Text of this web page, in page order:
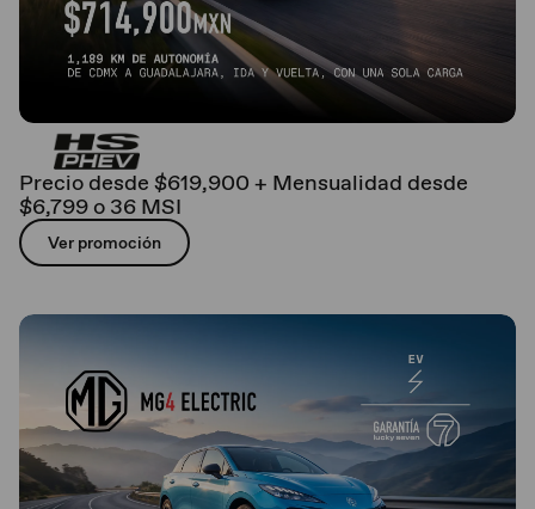
Precio desde $619,900 + Mensualidad desde
$6,799 o 36 MSI
Ver promoción